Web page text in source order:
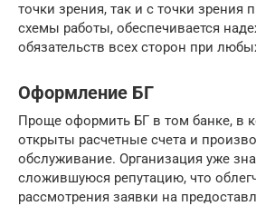
точки зрения, так и с точки зрения
схемы работы, обеспечивается
обязательств всех сторон при
Оформление БГ
Проще оформить БГ в том банке, в
открыты расчетные счета и
обслуживание. Организация уже
сложившуюся репутацию, что
рассмотрения заявки на